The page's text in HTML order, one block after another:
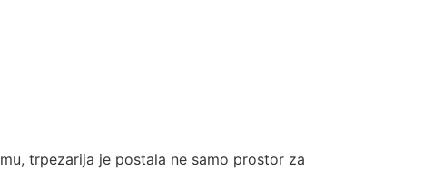
trpezarija je postala ne samo prostor za